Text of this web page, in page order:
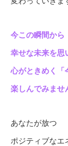
今この瞬間から
幸せな未来を思
心がときめく「
楽しんでみませ
あなたが放つ
ポジティブなエ